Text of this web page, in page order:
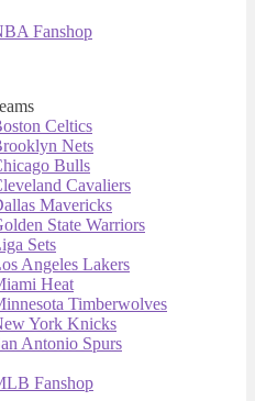
Fanshop
Celtics
Nets
Bulls
Cavaliers
Mavericks
State Warriors
Sets
Angeles Lakers
Heat
Timberwolves
York Knicks
Antonio Spurs
Fanshop